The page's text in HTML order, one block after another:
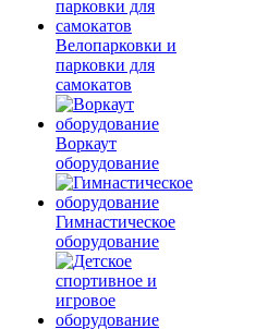
Велопарковки и
парковки для
самокатов
Воркаут
оборудование
Гимнастическое
оборудование